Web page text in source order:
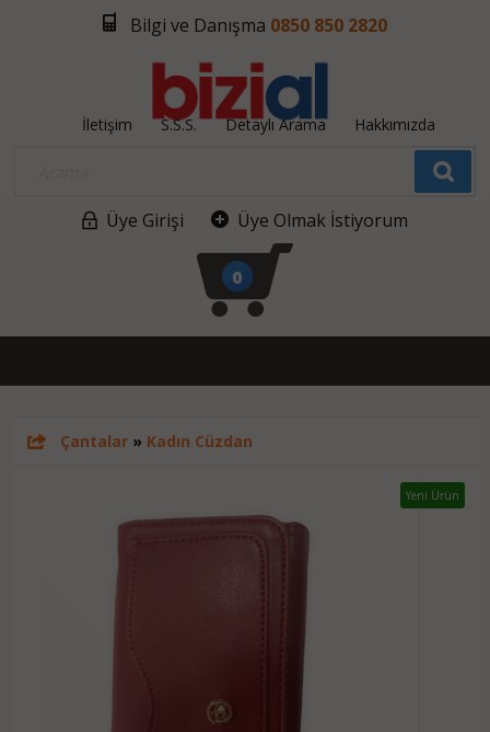
Bilgi ve Danışma 0850 850 2820
İletişim S.S.S. Detaylı Arama Hakkımızda
Üye Girişi Üye Olmak İstiyorum
0
Çantalar» Kadın Cüzdan
Yeni Ürün